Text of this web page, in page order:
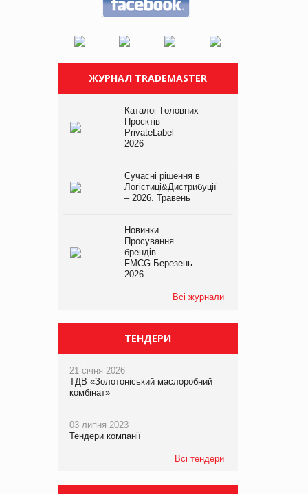
ЖУРНАЛ TRADEMASTER
Каталог Головних
Проєктів
PrivateLabel –
2026
Сучасні рішення в
Логістиці&Дистрибуції
– 2026. Травень
Новинки.
Просування
брендів
FMCG.Березень
2026
Всі журнали
ТЕНДЕРИ
21 січня 2026
ТДВ «Золотоніський маслоробний
комбінат»
03 липня 2023
Тендери компанії
Всі тендери